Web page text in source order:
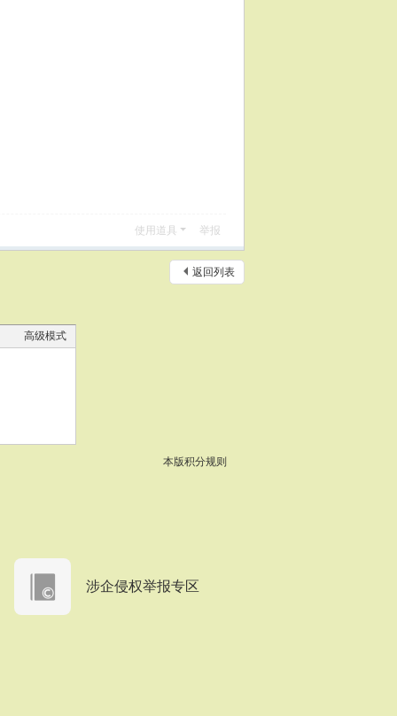
使用道具 举报
返回列表
高级模式
本版积分规则
涉企侵权举报专区